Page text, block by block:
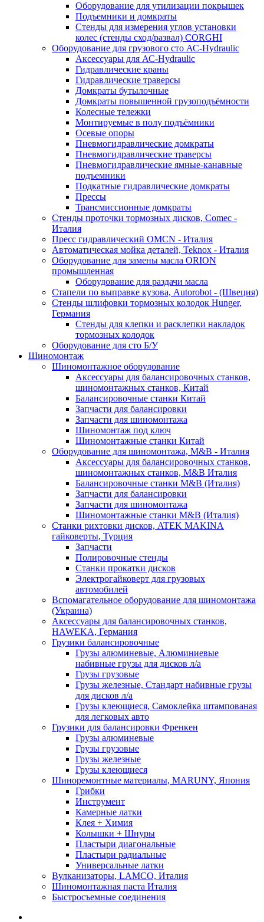
Оборудование для утилизации покрышек
Подъемники и домкраты
Стенды для измерения углов установки
колес (стенды сход/развал) CORGHI
Оборудование для грузового сто АС-Hydraulic
Аксессуары для АС-Hydraulic
Гидравлические краны
Гидравлические траверсы
Домкраты бутылочные
Домкраты повышенной грузоподъёмности
Колесные тележки
Монтируемые в полу подъёмники
Осевые опоры
Пневмогидравлические домкраты
Пневмогидравлические траверсы
Пневмогидравлические ямные-канавные
подъемники
Подкатные гидравлические домкраты
Прессы
Трансмиссионные домкраты
Стенды проточки тормозных дисков, Comec -
Италия
Пресс гидравлический OMCN - Италия
Автоматическая мойка деталей, Teknox - Италия
Оборудование для замены масла ORION
промышленная
Оборудование для раздачи масла
Стапели по выправке кузова, Autorobot - (Швеция)
Стенды шлифовки тормозных колодок Hunger,
Германия
Стенды для клепки и расклепки накладок
тормозных колодок
Оборудование для сто Б/У
Шиномонтаж
Шиномонтажное оборудование
Аксессуары для балансировочных станков,
шиномонтажных станков, Китай
Балансировочные станки Китай
Запчасти для балансировки
Запчасти для шиномонтажа
Шиномонтаж под ключ
Шиномонтажные станки Китай
Оборудование для шиномонтажа, M&B - Италия
Аксессуары для балансировочных станков,
шиномонтажных станков, M&B Италия
Балансировочные станки M&B (Италия)
Запчасти для балансировки
Запчасти для шиномонтажа
Шиномонтажные станки M&B (Италия)
Станки рихтовки дисков, ATEK MAKINA
гайковерты, Турция
Запчасти
Полировочные стенды
Станки прокатки дисков
Электрогайковерт для грузовых
автомобилей
Вспомагательное оборудование для шиномонтажа
(Украина)
Аксессуары для балансировочных станков,
HAWEKA, Германия
Грузики балансировочные
Грузы алюминевые, Алюминиевые
набивные грузы для дисков л/а
Грузы грузовые
Грузы железные, Cтандарт набивные грузы
для дисков л/а
Грузы клеющиеся, Самоклейка штампованая
для легковых авто
Грузики для балансировки Френкен
Грузы алюминевые
Грузы грузовые
Грузы железные
Грузы клеющиеся
Шиноремонтные материалы, MARUNY, Япония
Грибки
Инструмент
Камерные латки
Клея + Химия
Колышки + Шнуры
Пластыри диагональные
Пластыри радиальные
Универсальные латки
Вулканизаторы, LAMCO, Италия
Шиномонтажная паста Италия
Быстросъемные соединения